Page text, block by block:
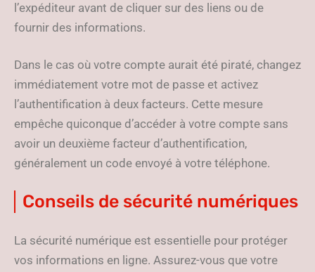
l’expéditeur avant de cliquer sur des liens ou de
fournir des informations.
Dans le cas où votre compte aurait été piraté, changez
immédiatement votre mot de passe et activez
l’authentification à deux facteurs. Cette mesure
empêche quiconque d’accéder à votre compte sans
avoir un deuxième facteur d’authentification,
généralement un code envoyé à votre téléphone.
Conseils de sécurité numériques
La sécurité numérique est essentielle pour protéger
vos informations en ligne. Assurez-vous que votre